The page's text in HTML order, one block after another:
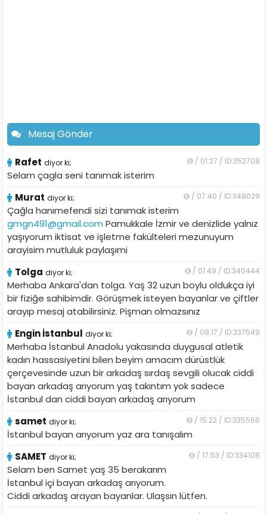
Mesaj Gönder
Rafet diyor ki; / 01:27 / ID:352708
Selam çagla seni tanımak isterim
Murat diyor ki; / 07:40 / ID:348029
Çağla hanımefendi sizi tanımak isterim
gmgn491@gmail.com Pamukkale İzmir ve denizlide yalnız
yaşıyorum iktisat ve işletme fakülteleri mezunuyum
arayisim mutluluk paylaşımi
Tolga diyor ki; / 01:49 / ID:340444
Merhaba Ankara'dan tolga. Yaş 32 uzun boylu oldukça iyi
bir fiziğe sahibimdir. Görüşmek isteyen bayanlar ve çiftler
arayıp mesaj atabilirsiniz. Pişman olmazsınız
Engin İstanbul diyor ki; / 09:17 / ID:337549
Merhaba İstanbul Anadolu yakasında duygusal atletik
kadın hassasiyetini bilen beyim amacım dürüstlük
çerçevesinde uzun bir arkadaş sırdaş sevgili olucak ciddi
bayan arkadaş arıyorum yaş takıntım yok sadece
İstanbul dan ciddi bayan arkadaş arıyorum
samet diyor ki; / 15:22 / ID:335566
İstanbul bayan arıyorum yaz ara tanışalım
SAMET diyor ki; / 17:53 / ID:334108
Selam ben Samet yaş 35 berakarım
İstanbul içi bayan arkadaş arıyorum.
Ciddi arkadaş arayan bayanlar. Ulaşsın lütfen.